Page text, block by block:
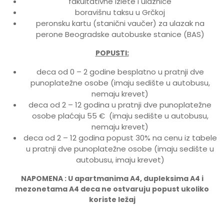
boravišnu taksu u Grčkoj
peronsku kartu (stanični vaučer) za ulazak na
perone Beogradske autobuske stanice (BAS)
POPUSTI:
deca od 0 – 2 godine besplatno u pratnji dve
punoplatežne osobe (imaju sedište u autobusu,
nemaju krevet)
deca od 2 – 12 godina u pratnji dve punoplatežne
osobe plaćaju 55 € (imaju sedište u autobusu,
nemaju krevet)
deca od 2 – 12 godina popust 30% na cenu iz tabele
u pratnji dve punoplatežne osobe (imaju sedište u
autobusu, imaju krevet)
NAPOMENA : U apartmanima A4, dupleksima A4 i
mezonetama A4 deca ne ostvaruju popust ukoliko
koriste ležaj